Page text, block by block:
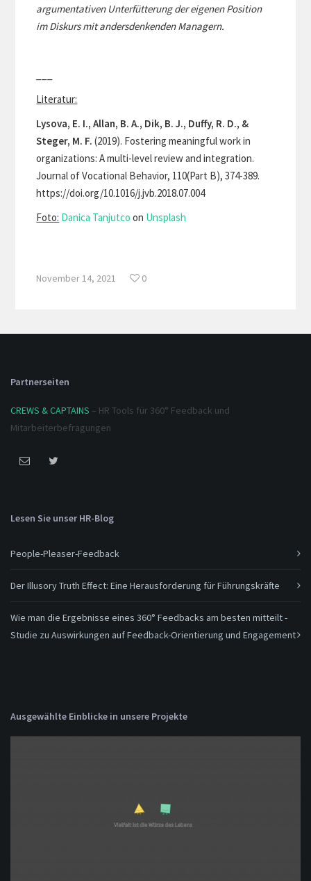
argumentativen Unterfütterung der eigenen Position
im Diskurs mit andersdenkenden Managern.
Literatur:
Lysova, E. I., Allan, B. A., Dik, B. J., Duffy, R. D., &
Steger, M. F. (2019). Fostering meaningful work in
organizations: A multi-level review and integration.
Journal of Vocational Behavior, 110(Part B), 374-389.
https://doi.org/10.1016/j.jvb.2018.07.004
Foto: Danica Tanjutco on Unsplash
November 14, 2021 0
Partnerseiten
CREWS & CAPTAINS – HR Tools für 360° Feedback und
Mitarbeiterbefragungen
Lesen Sie unser HR-Blog
People-Pleaser-Feedback
Der Illusory Truth Effect: Eine Herausforderung für Führungskräfte
Wie man die Ergebnisse eines 360° Feedbacks am besten mitteilt -
Studie zu Auswirkungen auf Feedback-Orientierung und Engagement
Ausgewählte Einblicke in unsere Projekte